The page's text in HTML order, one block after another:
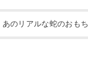
あのリアルな蛇のおも